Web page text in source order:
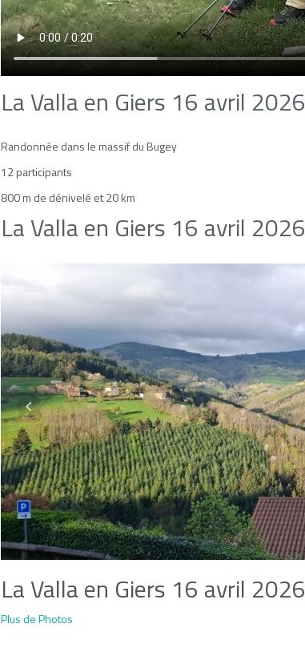
La Valla en Giers 16 avril 2026
Randonnée dans le massif du Bugey
12 participants
800 m de dénivelé et 20 km
La Valla en Giers 16 avril 2026
La Valla en Giers 16 avril 2026
Plus de Photos